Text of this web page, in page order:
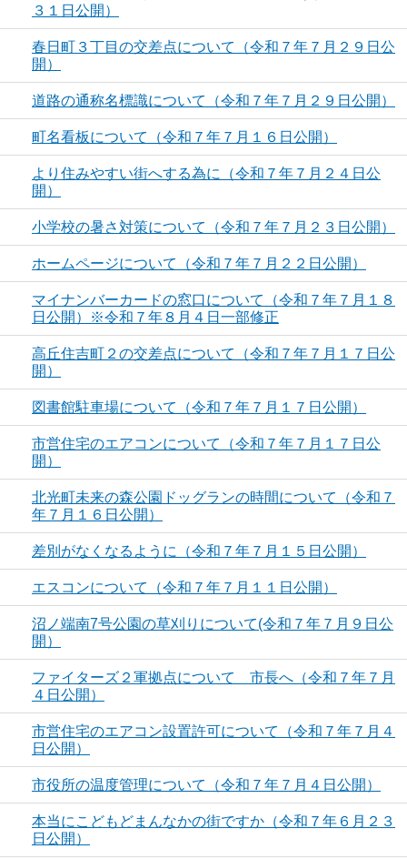
３１日公開）
春日町３丁目の交差点について（令和７年７月２９日公
開）
道路の通称名標識について（令和７年７月２９日公開）
町名看板について（令和７年７月１６日公開）
より住みやすい街へする為に（令和７年７月２４日公
開）
小学校の暑さ対策について（令和７年７月２３日公開）
ホームページについて（令和７年７月２２日公開）
マイナンバーカードの窓口について（令和７年７月１８
日公開）※令和７年８月４日一部修正
高丘住吉町２の交差点について（令和７年７月１７日公
開）
図書館駐車場について（令和７年７月１７日公開）
市営住宅のエアコンについて（令和７年７月１７日公
開）
北光町未来の森公園ドッグランの時間について（令和７
年７月１６日公開）
差別がなくなるように（令和７年７月１５日公開）
エスコンについて（令和７年７月１１日公開）
沼ノ端南7号公園の草刈りについて(令和７年７月９日公
開）
ファイターズ２軍拠点について 市長へ（令和７年７月
４日公開）
市営住宅のエアコン設置許可について（令和７年７月４
日公開）
市役所の温度管理について（令和７年７月４日公開）
本当にこどもどまんなかの街ですか（令和７年６月２３
日公開）